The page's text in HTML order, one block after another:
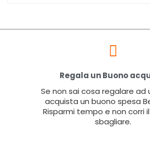
Regala un Buono
Se non sai cosa regalare ad
acquista un buono spesa
Risparmi tempo e non corri
sbagliare.